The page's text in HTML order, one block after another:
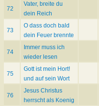
72
Vater, breite du
dein Reich
73
O dass doch bald
dein Feuer brennte
74
Immer muss ich
wieder lesen
75
Gott ist mein Hort!
und auf sein Wort
76
Jesus Christus
herrscht als Koenig